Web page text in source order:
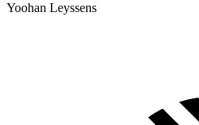
Yoohan Leyssens